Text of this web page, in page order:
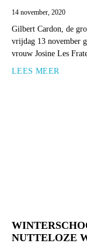
14 november, 2020
Gilbert Cardon, de
vrijdag 13 november
vrouw Josine Les
LEES MEER
NUTTELOZE